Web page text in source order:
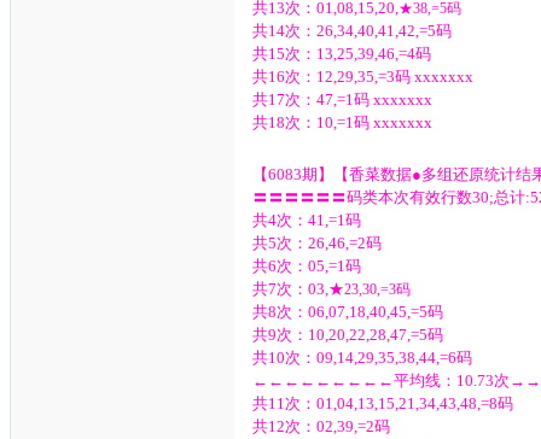
共13次：01,08,15,20,★38,=5码
共14次：26,34,40,41,42,=5码
共15次：13,25,39,46,=4码
共16次：12,29,35,=3码 xxxxxxx
共17次：47,=1码 xxxxxxx
共18次：10,=1码 xxxxxxx
【6083期】【香菜数据●多组还原统计结
〓〓〓〓〓〓码类本次有效行数30;总计
共4次：41,=1码
共5次：26,46,=2码
共6次：05,=1码
共7次：03,★23,30,=3码
共8次：06,07,18,40,45,=5码
共9次：10,20,22,28,47,=5码
共10次：09,14,29,35,38,44,=6码
←←←←←←←←←平均线：10.73
共11次：01,04,13,15,21,34,43,48,=8码
共12次：02,39,=2码